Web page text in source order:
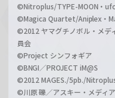
©Nitroplus/TYPE-MOON・
©Magica Quartet/Aniplex・
©2012 ヤマグチノボル・メデ
員会
©Project シンフォギア
©BNGI／PROJECT iM@S
©2012 MAGES./5pb./
©川原 礫／アスキー・メディ